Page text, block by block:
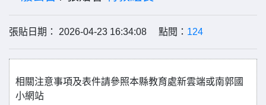
張貼日期： 2026-04-23 16:34:08 點閱： 124
相關注意事項及表件請參照本縣教育處新雲端或南郭國
小網站